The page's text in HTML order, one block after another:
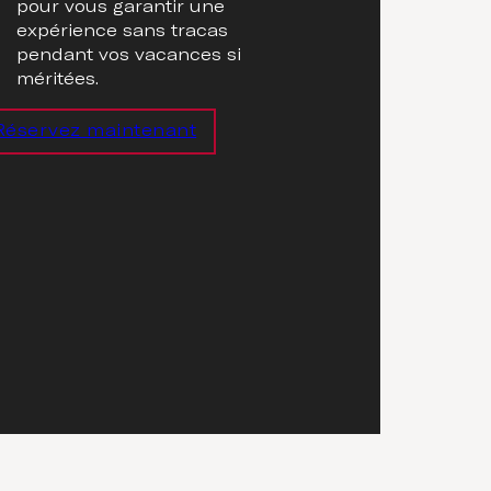
pour vous garantir une
expérience sans tracas
pendant vos vacances si
méritées.
maintenant